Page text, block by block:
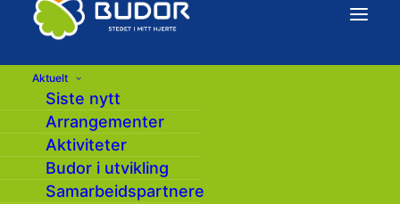
Aktuelt
Siste nytt
Arrangementer
Aktiviteter
Budor i utvikling
Samarbeidspartnere
Meld deg på vårt
nyhetsbrev